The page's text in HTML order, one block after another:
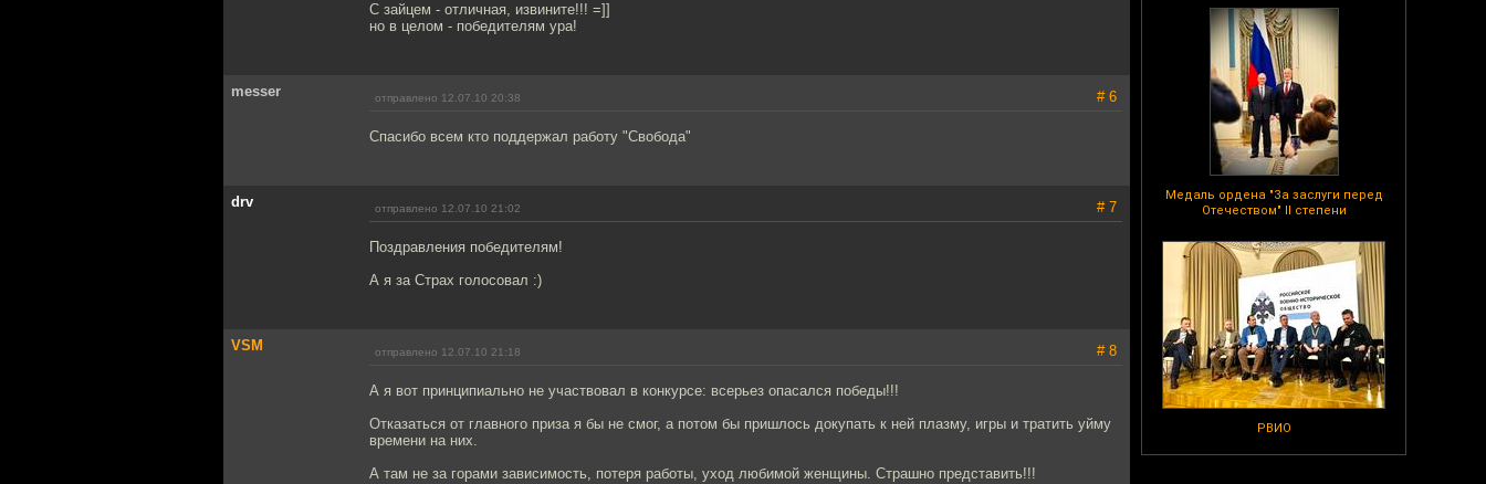
Медаль ордена "За заслуги перед
Отечеством" II степени
РВИО
С зайцем - отличная, извините!!! =]]
но в целом - победителям ура!
messer отправлено 12.07.10 20:38 # 6
Спасибо всем кто поддержал работу "Свобода"
drv отправлено 12.07.10 21:02 # 7
Поздравления победителям!
А я за Страх голосовал :)
VSM отправлено 12.07.10 21:18 # 8
А я вот принципиально не участвовал в конкурсе: всерьез опасался победы!!!
Отказаться от главного приза я бы не смог, а потом бы пришлось докупать к ней плазму, игры и тратить уйму
времени на них.
А там не за горами зависимость, потеря работы, уход любимой женщины. Страшно представить!!!